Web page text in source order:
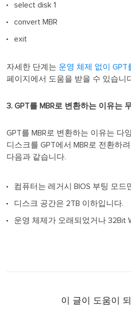
select disk 1
convert MBR
exit
자세한 단계는 운영 체제 없이 GPT
페이지에서 도움을 받을 수 있습니
3. GPT를 MBR로 변환하는 이유는
GPT를 MBR로 변환하는 이유는 다
디스크를 GPT에서 MBR로 전환하
다음과 같습니다.
컴퓨터는 레거시 BIOS 부팅 모드
디스크 공간은 2TB 이하입니다.
운영 체제가 오래되었거나 32Bit
이 글이 도움이